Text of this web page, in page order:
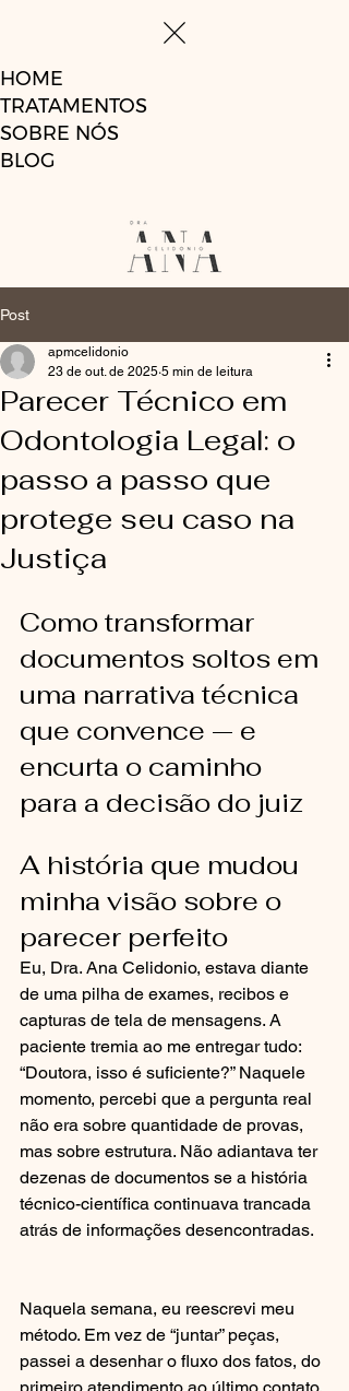
HOME
TRATAMENTOS
SOBRE NÓS
BLOG
Post
Parecer Técnico em
Odontologia Legal: o
passo a passo que
protege seu caso na
Justiça
apmcelidonio
23 de out. de 2025 5 min de leitura
Como transformar
documentos soltos em
uma narrativa técnica
que convence — e
encurta o caminho
para a decisão do juiz
A história que mudou
minha visão sobre o
parecer perfeito
Eu, Dra. Ana Celidonio, estava diante
de uma pilha de exames, recibos e
capturas de tela de mensagens. A
paciente tremia ao me entregar tudo:
“Doutora, isso é suficiente?” Naquele
momento, percebi que a pergunta real
não era sobre quantidade de provas,
mas sobre estrutura. Não adiantava ter
dezenas de documentos se a história
técnico-científica continuava trancada
atrás de informações desencontradas.
Naquela semana, eu reescrevi meu
método. Em vez de “juntar” peças,
passei a desenhar o fluxo dos fatos, do